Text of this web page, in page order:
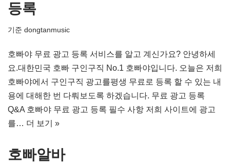
등록
기준 dongtanmusic
호빠야 무료 광고 등록 서비스를 알고 계신가요? 안녕하세
요.대한민국 호빠 구인구직 No.1 호빠야입니다. 오늘은 저희
호빠야에서 구인구직 광고를평생 무료로 등록 할 수 있는 내
용에 대해한 번 다뤄보도록 하겠습니다. 무료 광고 등록
Q&A 호빠야 무료 광고 등록 필수 사항 저희 사이트에 광고
를… 더 보기 »
호빠알바